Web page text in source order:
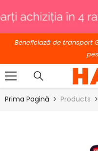
SARI LA CONȚINUT
Beneficiază de transport
Prima Pagină Products